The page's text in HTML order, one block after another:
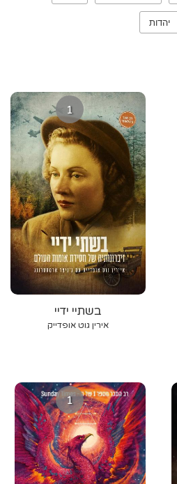
יהדות
1
בשתיי ידיי
אירין גוט אופדייק
1